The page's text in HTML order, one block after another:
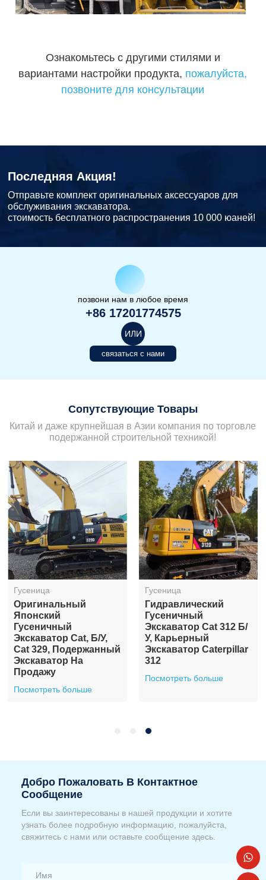
Ознакомьтесь с другими стилями и
вариантами настройки продукта, пожалуйста,
позвоните для консультации
Последняя Акция!
Отправьте комплект оригинальных аксессуаров для
обслуживания экскаватора.
стоимость бесплатного распространения 10 000 юаней!
позвони нам в любое время
+86 17201774575
ИЛИ
связаться с нами
Сопутствующие Товары
Китай и даже крупнейшая в Азии компания по торговле
подержанной строительной техникой!
Гусеница
Оригинальный
Японский
Гусеничный
Экскаватор Cat, Б/у,
Cat 329, Подержанный
Экскаватор На
Продажу
Посмотреть больше
Гусеница
Гидравлический
Гусеничный
Экскаватор Cat 312 Б/
У, Карьерный
Экскаватор Caterpillar
312
Посмотреть больше
Добро Пожаловать В Контактное
Сообщение
Если вы заинтересованы в нашей продукции и хотите
узнать более подробную информацию, пожалуйста,
свяжитесь с нами или оставьте сообщение здесь.